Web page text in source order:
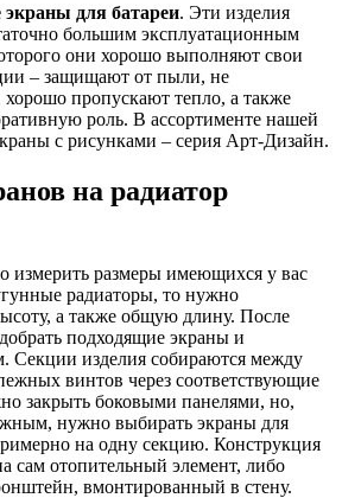
для батареи. Эти изделия
большим эксплуатационным
они хорошо выполняют свои
– защищают от пыли, не
пропускают тепло, а также
роль. В ассортименте нашей
с рисунками – серия Арт-Дизайн.
на радиатор
измерить размеры имеющихся у вас
радиаторы, то нужно
а также общую длину. После
подходящие экраны и
Секции изделия собираются между
винтов через соответствующие
закрыть боковыми панелями, но,
нужно выбирать экраны для
на одну секцию. Конструкция
сам отопительный элемент, либо
вмонтированный в стену.